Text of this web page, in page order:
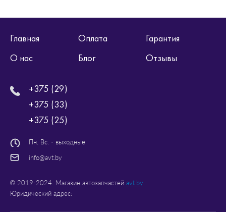
Главная Оплата
Гарантия
О нас
Блог Отзывы
+375 (29)
+375 (33)
+375 (25)
Пн. Вс. - выходные
info@avt.by
© 2019-2024. Магазин автозапчастей avt.by
Юридический адрес: